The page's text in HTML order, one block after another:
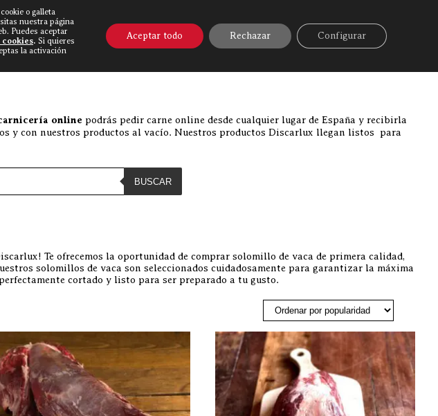
online podrás pedir carne online desde cualquier lugar de España y recibirla
y con nuestros productos al vacío. Nuestros productos Discarlux llegan listos para
BUSCAR
Te ofrecemos la oportunidad de comprar solomillo de vaca de primera calidad,
solomillos de vaca son seleccionados cuidadosamente para garantizar la máxima
cortado y listo para ser preparado a tu gusto.
o galleta
nuestra página
Puedes aceptar
. Si quieres
la activación
Aceptar todo Rechazar Configurar